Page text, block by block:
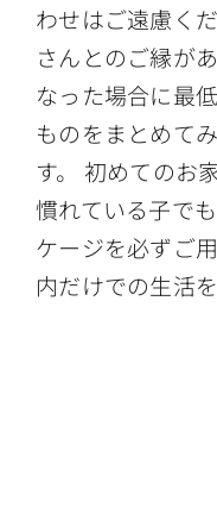
わせはご遠慮く
さんとのご縁が
なった場合に最
ものをまとめて
す。 初めてのお
慣れている子で
ケージを必ずご
内だけでの生活を